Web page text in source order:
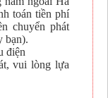
toán tiền phí
chuyển phát
bạn).
điện
vui lòng lựa